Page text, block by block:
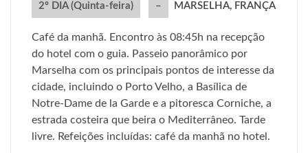
2º DIA (Quinta-feira) – MARSELHA, FRANÇA
Café da manhã. Encontro às 08:45h na recepção
do hotel com o guia. Passeio panorâmico por
Marselha com os principais pontos de interesse da
cidade, incluindo o Porto Velho, a Basílica de
Notre-Dame de la Garde e a pitoresca Corniche, a
estrada costeira que beira o Mediterrâneo. Tarde
livre. Refeições incluídas: café da manhã no hotel.